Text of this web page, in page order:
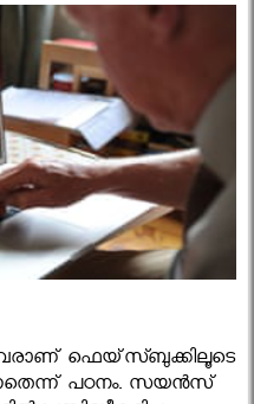
ഫെയ്‌സ്ബുക്കിലൂടെ
പഠനം. സയന്‍സ്